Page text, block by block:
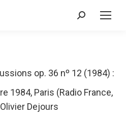
Recherche
op. 36 nº 12 (1984) :
1984, Paris (Radio France,
Dejours